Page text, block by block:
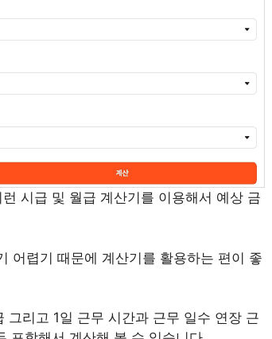
시급 및 월급 계산기를 이용해서 예상 금
어렵기 때문에 계산기를 활용하는 편이 좋
리고 1일 근무 시간과 근무 일수 연장 근